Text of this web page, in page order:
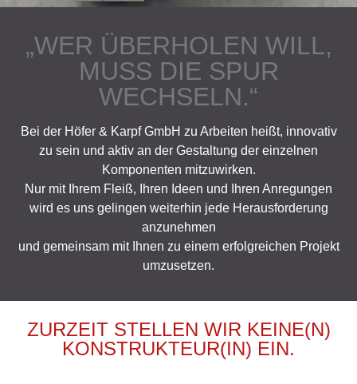
„WER ÜBERHOLEN WILL,
MUSS DIE SPUR
WECHSELN.“
Bei der Höfer & Karpf GmbH zu Arbeiten heißt, innovativ
zu sein und aktiv an der Gestaltung der einzelnen
Komponenten mitzuwirken.
Nur mit Ihrem Fleiß, Ihren Ideen und Ihren Anregungen
wird es uns gelingen weiterhin jede Herausforderung
anzunehmen
und gemeinsam mit Ihnen zu einem erfolgreichen Projekt
umzusetzen.
ZURZEIT STELLEN WIR KEINE(N)
KONSTRUKTEUR(IN) EIN.